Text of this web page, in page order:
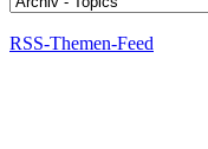
RSS-Themen-Feed